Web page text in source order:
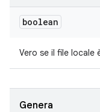
boolean
Vero se il file
Genera